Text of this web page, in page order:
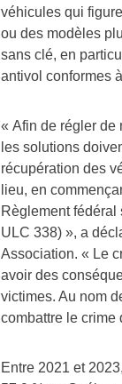
véhicules qui
ou des modèles
sans clé, en
antivol conformes
« Afin de régler de
les solutions
récupération des
lieu, en
Règlement
ULC 338) », a
Association. « Le
avoir des
victimes. Au nom
combattre le crime
Entre 2021 et